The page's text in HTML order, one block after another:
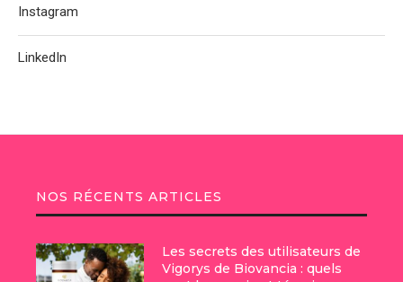
Instagram
LinkedIn
NOS RÉCENTS ARTICLES
Les secrets des utilisateurs de
Vigorys de Biovancia : quels